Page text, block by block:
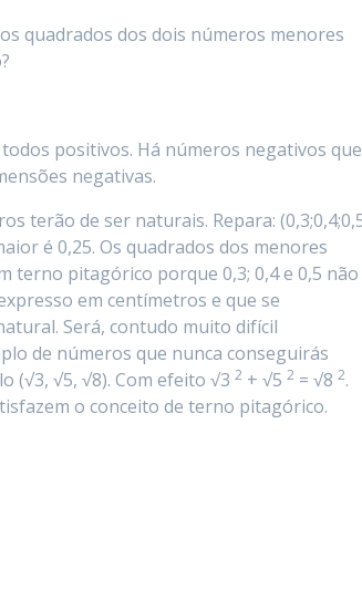
quadrados dos dois números menores
positivos. Há números negativos que
negativas.
terão de ser naturais. Repara:
é 0,25. Os quadrados dos menores
terno pitagórico porque 0,3; 0,4 e 0,5 não
em centímetros e que se
Será, contudo muito difícil
de números que nunca conseguirás
(√3, √5, √8). Com efeito √3 2 + √5 2 = √8 2.
o conceito de terno pitagórico.